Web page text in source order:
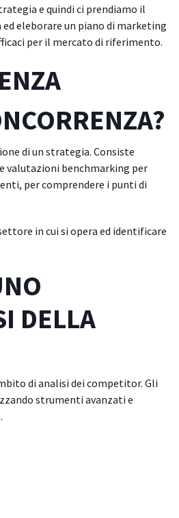
e quindi ci prendiamo il
eleborare un piano di marketing
per il mercato di riferimento.
di un strategia. Consiste
valutazioni benchmarking per
per comprendere i punti di
in cui si opera ed identificare
DELLA
di analisi dei competitor. Gli
strumenti avanzati e